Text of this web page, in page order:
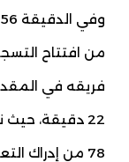
من افتتاح
فريقه في
22 دقيقة،
78 من إدراك